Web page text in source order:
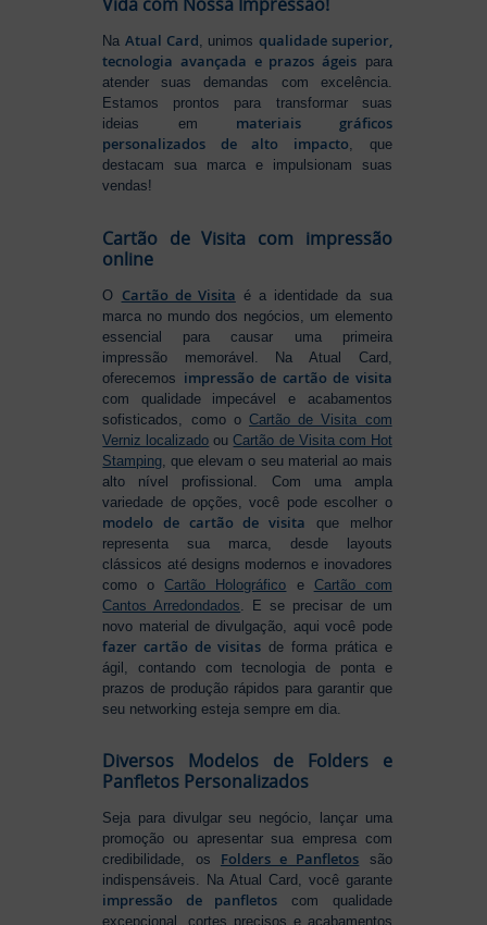
Na Atual Card , unimos qualidade superior,
tecnologia avançada e prazos ágeispara
atender suas demandas com excelência.
Estamos prontos para transformar suas
ideias em materiais gráficos
personalizados de alto impacto , que
destacam sua marca e impulsionam suas
vendas!
Cartão de Visita com impressão
online
O Cartão de Visita é a identidade da sua
marca no mundo dos negócios, um elemento
essencial para causar uma primeira
impressão memorável. Na Atual Card,
oferecemos impressão de cartão de visita
com qualidade impecável e acabamentos
sofisticados, como o Cartão de Visita com
Verniz localizado ouCartão de Visita com Hot
Stamping , que elevam o seu material ao mais
alto nível profissional. Com uma ampla
variedade de opções, você pode escolher o
modelo de cartão de visita que melhor
representa sua marca, desde layouts
clássicos até designs modernos e inovadores
como oCartão Holográfico e Cartão com
Cantos Arredondados . E se precisar de um
novo material de divulgação, aqui você pode
fazer cartão de visitas de forma prática e
ágil, contando com tecnologia de ponta e
prazos de produção rápidos para garantir que
seu networking esteja sempre em dia.
Diversos Modelos de Folders e
Panfletos Personalizados
Seja para divulgar seu negócio, lançar uma
promoção ou apresentar sua empresa com
credibilidade, os Folders e Panfletos são
indispensáveis. Na Atual Card, você garante
impressão de panfletos com qualidade
excepcional, cortes precisos e acabamentos